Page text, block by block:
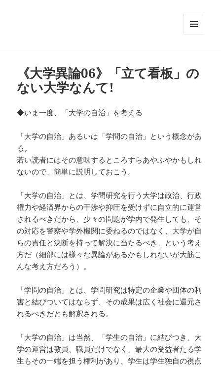
《大学異論06》「立て看板」の
ない大学なんて!
◆いま一度、「大学の自治」を考える
「大学の自治」あるいは「学問の自治」という概念があ
る。
若い読者にはその意味するところすらあやふやかもしれ
ないので、簡単に説明しておこう。
「大学の自治」とは、学問研究を行う大学は政治、行政
権力や経済界からの干渉や抑圧を受けずに自立的に運営
されるべきだから、少々の問題が学内で発生しても、そ
の対応を警察や学外機関に委ねるのではなく、大学が自
らの責任と決断を持って解決に当たるべき、という考え
方だ（細部には様々な異論があるかもしれないが大筋こ
んな考え方だろう）。
「学問の自治」とは、学問研究は特定の企業や団体の利
害と結びついてはならず、その成果は広く社会に還元さ
れるべきだとも解釈される。
「大学の自治」は当然、「学生の自治」に結びつき、大
学の運営は教員、職員だけでなく、最大の受益者たる学
生もその一端を担う権利があり、学生は学生独自の視点